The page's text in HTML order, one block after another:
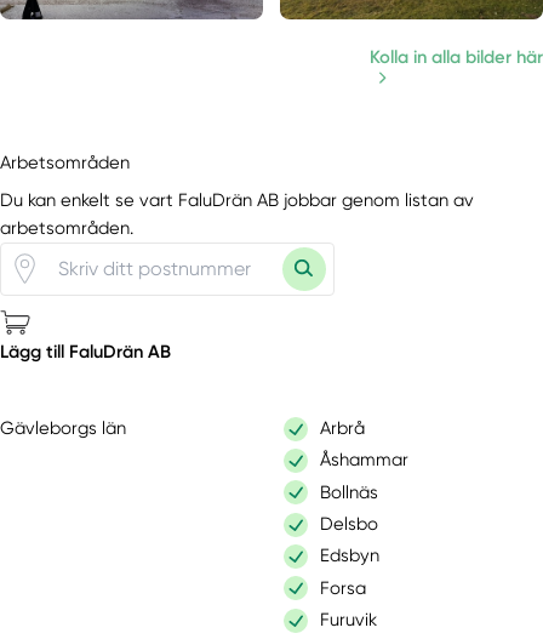
Kolla in alla bilder här
Arbetsområden
Du kan enkelt se vart FaluDrän AB jobbar genom listan av
arbetsområden.
Lägg till FaluDrän AB
Gävleborgs län
Arbrå
Åshammar
Bollnäs
Delsbo
Edsbyn
Forsa
Furuvik